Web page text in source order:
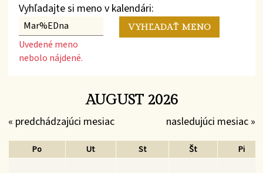
Vyhľadajte si meno v kalendári:
Uvedené meno
nebolo nájdené.
AUGUST 2026
« predchádzajúci mesiac nasledujúci mesiac »
Po Ut St Št Pi